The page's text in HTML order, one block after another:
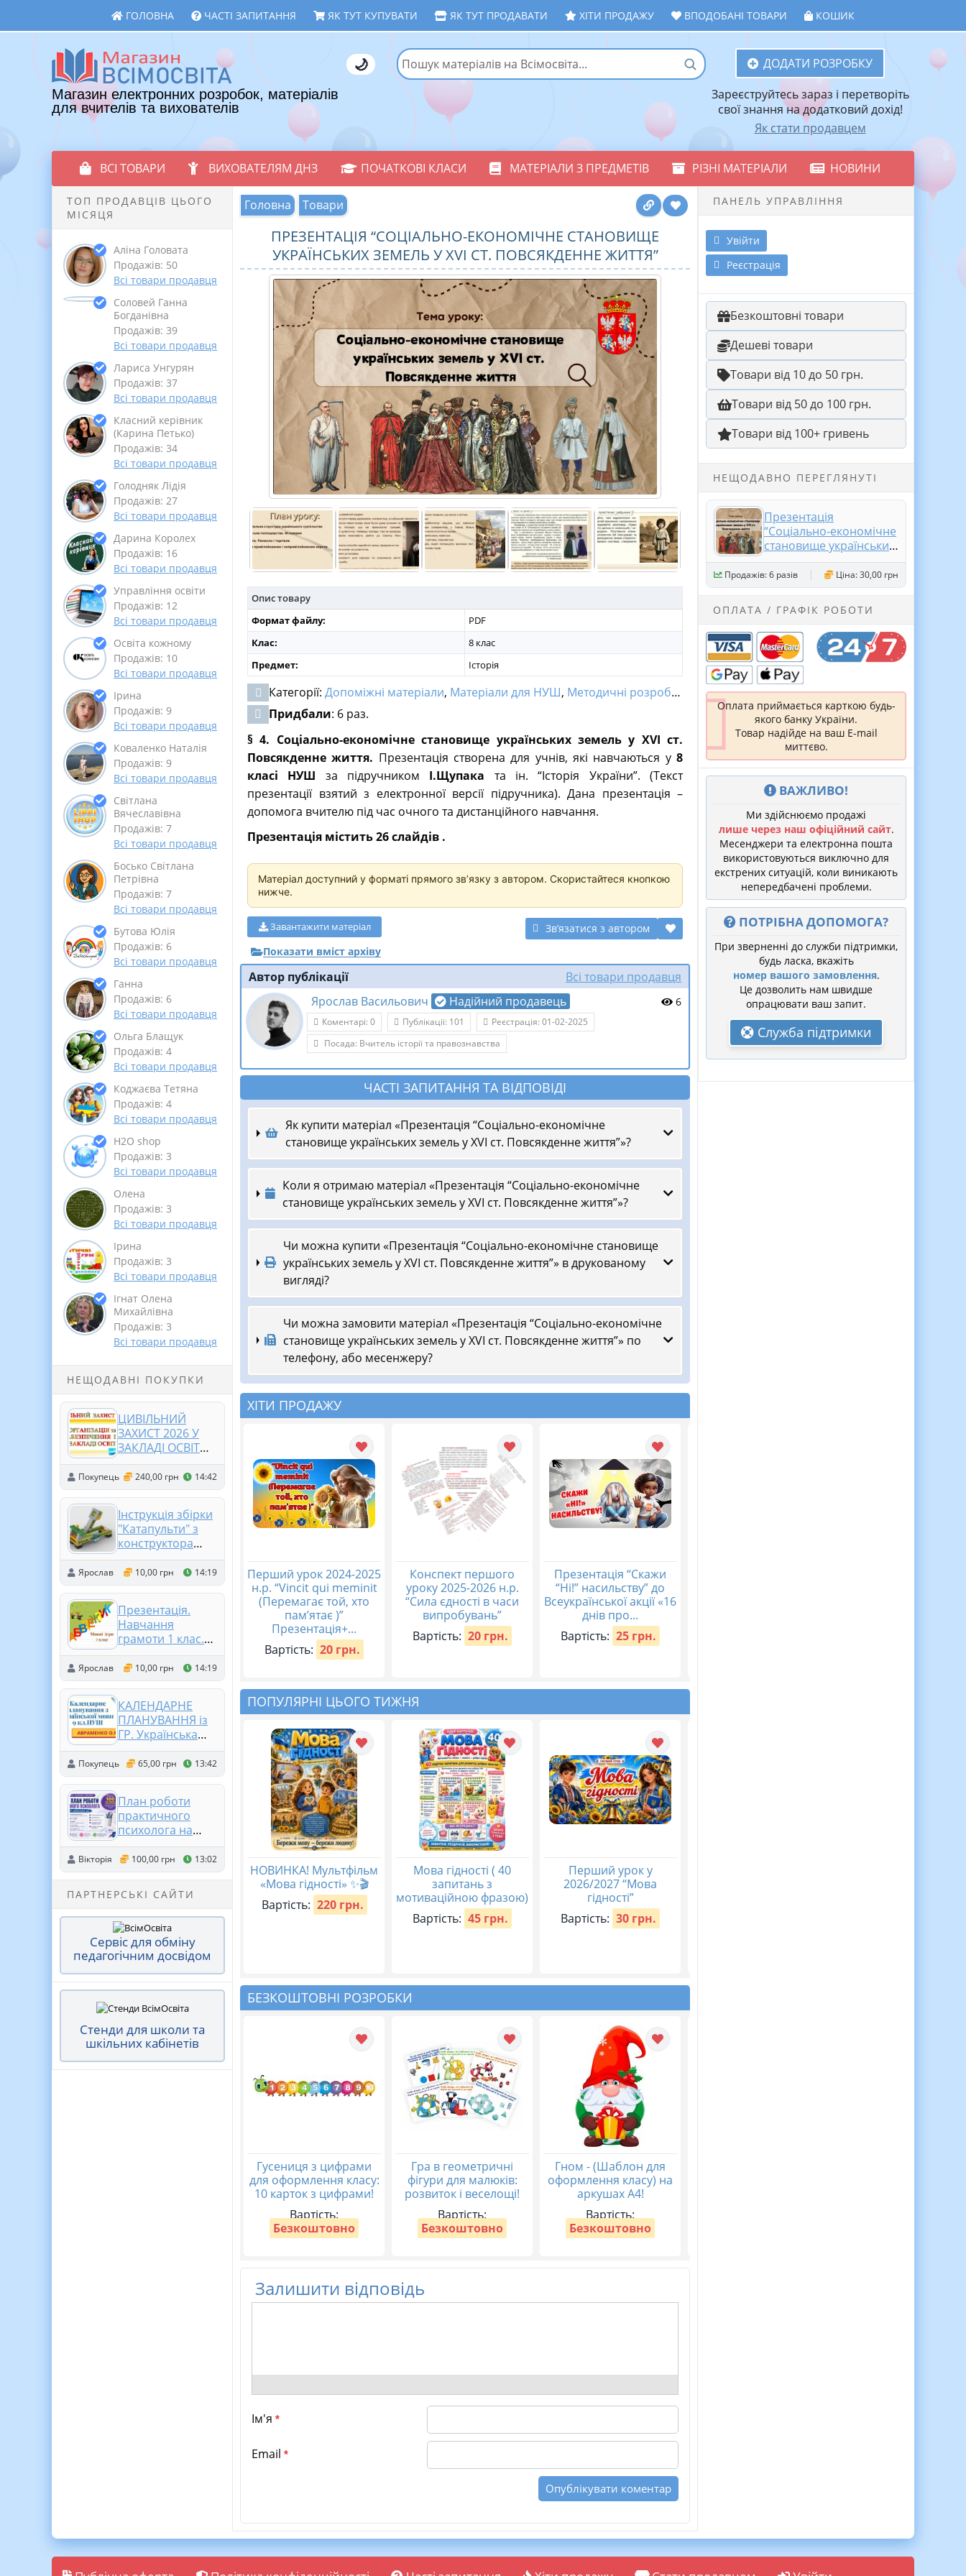
ГОЛОВНА ЧАСТІ ЗАПИТАННЯ ЯК ТУТ КУПУВАТИ ЯК ТУТ ПРОДАВАТИ ХІТИ ПРОДАЖУ ВПОДОБАНІ ТОВАРИ КОШИК
Магазин електронних розробок, матеріалів
для вчителів та вихователів
🌙
ДОДАТИ РОЗРОБКУ
Зареєструйтесь зараз і перетворіть
свої знання на додатковий дохід!
Як стати продавцем
ВСІ ТОВАРИ ВИХОВАТЕЛЯМ ДНЗ ПОЧАТКОВІ КЛАСИ МАТЕРІАЛИ З ПРЕДМЕТІВ РІЗНІ МАТЕРІАЛИ НОВИНИ
ТОП ПРОДАВЦІВ ЦЬОГО
МІСЯЦЯ
Аліна Головата
Продажів: 50
Всі товари продавця
Соловей Ганна
Богданівна
Продажів: 39
Всі товари продавця
Лариса Унгурян
Продажів: 37
Всі товари продавця
Класний керівник
(Карина Петько)
Продажів: 34
Всі товари продавця
Голодняк Лідія
Продажів: 27
Всі товари продавця
Дарина Королех
Продажів: 16
Всі товари продавця
Управління освіти
Продажів: 12
Всі товари продавця
Освіта кожному
Продажів: 10
Всі товари продавця
Ірина
Продажів: 9
Всі товари продавця
Коваленко Наталія
Продажів: 9
Всі товари продавця
Світлана
Вячеславівна
Продажів: 7
Всі товари продавця
Босько Світлана
Петрівна
Продажів: 7
Всі товари продавця
Бутова Юлія
Продажів: 6
Всі товари продавця
Ганна
Продажів: 6
Всі товари продавця
Ольга Блащук
Продажів: 4
Всі товари продавця
Коджаєва Тетяна
Продажів: 4
Всі товари продавця
Н2О shop
Продажів: 3
Всі товари продавця
Олена
Продажів: 3
Всі товари продавця
Ірина
Продажів: 3
Всі товари продавця
Ігнат Олена
Михайлівна
Продажів: 3
Всі товари продавця
НЕЩОДАВНІ ПОКУПКИ
ЦИВІЛЬНИЙ
ЗАХИСТ 2026 У
ЗАКЛАДІ ОСВІТИ.
ОРГАНІЗАЦІЯ та
ЗАБЕЗПЕЧЕННЯ
ЦИВІЛЬНОГО
ПАПОК)
Покупець 240,00 грн 14:42
Інструкція збірки
"Катапульти" з
конструктора
Lego
Ярослав 10,00 грн 14:19
Презентація.
Навчання
грамоти 1 клас.
Мовні ігри
Ярослав 10,00 грн 14:19
КАЛЕНДАРНЕ
ПЛАНУВАННЯ із
ГР. Українська
мова 9 кл.НУШ.
АВРАМЕНКО О.М.
(105 год /3 год на
Покупець 65,00 грн 13:42
План роботи
практичного
психолога на
2026 /2027
навчальний рік
Вікторія 100,00 грн 13:02
ПАРТНЕРСЬКІ САЙТИ
Сервіс для обміну
педагогічним досвідом
Стенди для школи та
шкільних кабінетів
Головна Товари
ПРЕЗЕНТАЦІЯ “СОЦІАЛЬНО-ЕКОНОМІЧНЕ СТАНОВИЩЕ
УКРАЇНСЬКИХ ЗЕМЕЛЬ У XVІ СТ. ПОВСЯКДЕННЕ ЖИТТЯ”
Опис товару
Формат файлу:
PDF
Клас:
8 клас
Предмет:
Історія
Категорії: Допоміжні матеріали, Матеріали для НУШ, Методичні розробки
Придбали: 6 раз.
§ 4. Соціально-економічне становище українських земель у XVI ст.
Повсякденне життя. Презентація створена для учнів, які навчаються у8
класі НУШ за підручником І.Щупака та ін. “Історія України”. (Текст
презентації взятий з електронної версії підручника). Дана презентація –
допомога вчителю під час очного та дистанційного навчання.
Презентація містить 26 слайдів .
Матеріал доступний у форматі прямого звʼязку з автором. Скористайтеся кнопкою
нижче.
Звʼязатися з автором
Завантажити матеріал
Показати вміст архіву
Автор публікації
Всі товари продавця
Ярослав Васильович
Надійний продавець 6
Коментарі: 0 Публікації: 101
Реєстрація: 01-02-2025
Посада: Вчитель історії та правознавства
ЧАСТІ ЗАПИТАННЯ ТА ВІДПОВІДІ
Як купити матеріал «Презентація “Соціально-економічне
становище українських земель у XVІ ст. Повсякденне життя”»?
Коли я отримаю матеріал «Презентація “Соціально-економічне
становище українських земель у XVІ ст. Повсякденне життя”»?
Чи можна купити «Презентація “Соціально-економічне становище
українських земель у XVІ ст. Повсякденне життя”» в друкованому
вигляді?
Чи можна замовити матеріал «Презентація “Соціально-економічне
становище українських земель у XVІ ст. Повсякденне життя”» по
телефону, або месенжеру?
ХІТИ ПРОДАЖУ
Перший урок 2024-2025
н.р. “Vincit qui meminit
(Перемагає той, хто
пам’ятає )”
Презентація+...
Вартість: 20 грн.
Конспект першого
уроку 2025-2026 н.р.
“Сила єдності в часи
випробувань”
Вартість: 20 грн.
Презентація “Скажи
“Ні!” насильству” до
Всеукраїнської акції «16
днів про...
Вартість: 25 грн.
ПОПУЛЯРНІ ЦЬОГО ТИЖНЯ
НОВИНКА! Мультфільм
«Мова гідності» ✨🎬
Вартість: 220 грн.
Мова гідності ( 40
запитань з
мотиваційною фразою)
Вартість: 45 грн.
Перший урок у
2026/2027 “Мова
гідності”
Вартість: 30 грн.
БЕЗКОШТОВНІ РОЗРОБКИ
Гусениця з цифрами
для оформлення класу:
10 карток з цифрами!
Вартість:
Безкоштовно
Гра в геометричні
фігури для малюків:
розвиток і веселощі!
Вартість:
Безкоштовно
Гном - (Шаблон для
оформлення класу) на
аркушах А4!
Вартість:
Безкоштовно
Залишити відповідь
Ім'я *
Email *
ПАНЕЛЬ УПРАВЛІННЯ
Увійти
Реєстрація
Безкоштовні товари
Дешеві товари
Товари від 10 до 50 грн.
Товари від 50 до 100 грн.
Товари від 100+ гривень
НЕЩОДАВНО ПЕРЕГЛЯНУТІ
Презентація
“Соціально-економічне
становище українських
земель у XVІ ст.
Повсякденне життя”
Продажів: 6 разів Ціна: 30,00 грн
ОПЛАТА / ГРАФІК РОБОТИ
Оплата приймається карткою будь-
якого банку України.
Товар надійде на ваш E-mail
миттєво.
ВАЖЛИВО!
Ми здійснюємо продажі
лише через наш офіційний сайт.
Месенджери та електронна пошта
використовуються виключно для
екстрених ситуацій, коли виникають
непередбачені проблеми.
ПОТРІБНА ДОПОМОГА?
При зверненні до служби підтримки,
будь ласка, вкажіть
номер вашого замовлення.
Це дозволить нам швидше
опрацювати ваш запит.
Служба підтримки